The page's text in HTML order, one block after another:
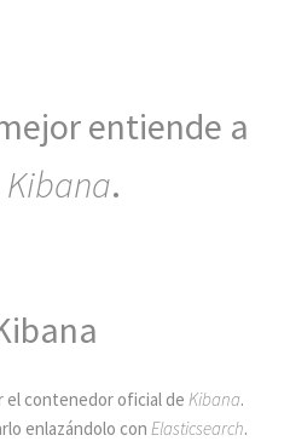
entiende a
Kibana.
el contenedor oficial de Kibana.
enlazándolo con Elasticsearch.